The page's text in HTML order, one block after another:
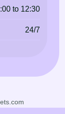
to 12:30
24/7